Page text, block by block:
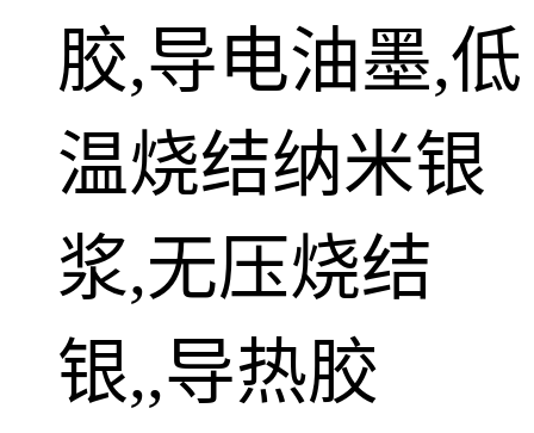
胶,导电油墨,低
温烧结纳米银
浆,无压烧结
银,,导热胶